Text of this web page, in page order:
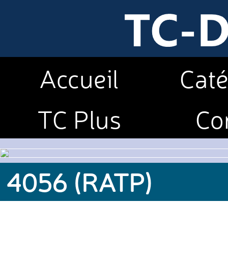
Accueil
TC Plus
4056 (RATP)